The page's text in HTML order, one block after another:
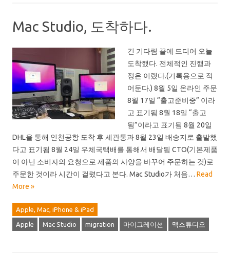
Mac Studio, 도착하다.
긴 기다림 끝에 드디어 오늘
도착했다. 전체적인 진행과
정은 이랬다.(기록용으로 적
어둔다.) 8월 5일 온라인 주문
8월 17일 “출고준비중” 이라
고 표기됨 8월 18일 “출고
됨”이라고 표기됨 8월 20일
DHL을 통해 인천공항 도착 후 세관통과 8월 23일 배송지로 출발했
다고 표기됨 8월 24일 우체국택배를 통해서 배달됨 CTO(기본제품
이 아닌 소비자의 요청으로 제품의 사양을 바꾸어 주문하는 것)로
주문한 것이라 시간이 걸렸다고 본다. Mac Studio가 처음… Read
More »
Apple, Mac, iPhone & iPad
Apple Mac Studio migration 마이그레이션 맥스튜디오